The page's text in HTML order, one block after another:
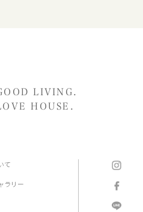
LIVING.
LOVE HOUSE.
て
ラリー